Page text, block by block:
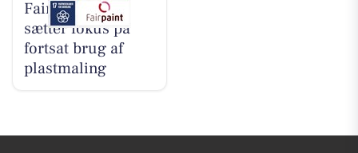
Fairpaint ApS
sætter fokus på
fortsat brug af
plastmaling